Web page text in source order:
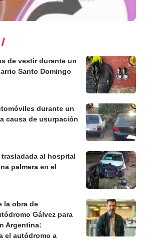
de vestir durante un
Santo Domingo
durante un
causa de usurpación
al hospital
palmera en el
la obra de
Gálvez para
Argentina:
el autódromo a